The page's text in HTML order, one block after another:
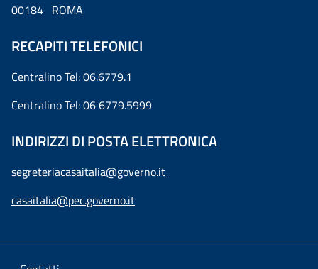
00184 ROMA
RECAPITI TELEFONICI
Centralino Tel: 06.6779.1
Centralino Tel: 06 6779.5999
INDIRIZZI DI POSTA ELETTRONICA
segreteriacasaitalia@governo.it
casaitalia@pec.governo.it